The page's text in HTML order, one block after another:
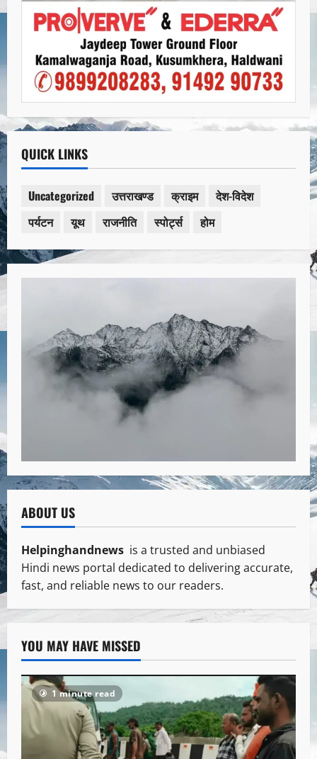
QUICK LINKS
Uncategorized उत्तराखण्ड क्राइम
देश-विदेश
पर्यटन
यूथ राजनीति स्पोर्ट्स होम
ABOUT US
Helpinghandnews is a trusted and unbiased
Hindi news portal dedicated to delivering accurate,
fast, and reliable news to our readers.
YOU MAY HAVE MISSED
1 minute read